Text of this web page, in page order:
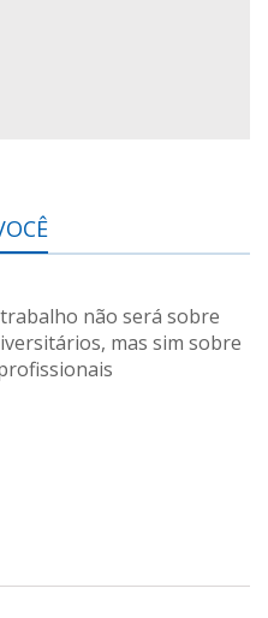
não será sobre
mas sim sobre